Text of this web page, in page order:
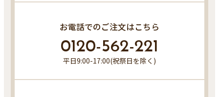
お電話でのご注文はこちら
0120-562-221
平日9:00-17:00(祝祭日を除く)